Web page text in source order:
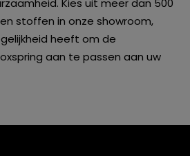
Kies uit meer dan 500
stoffen in onze showroom,
heeft om de
aan te passen aan uw